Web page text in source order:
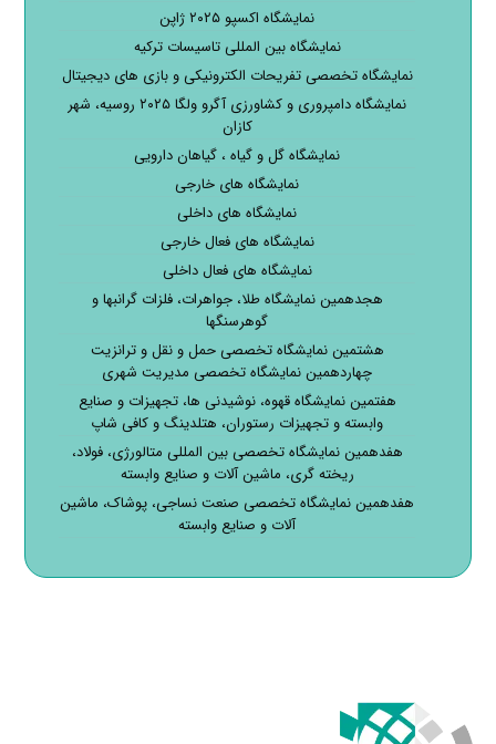
نمایشگاه اکسپو ۲۰۲۵ ژاپن
نمایشگاه بین المللی تاسیسات ترکیه
نمایشگاه تخصصی تفریحات الکترونیکی و بازی های دیجیتال
نمایشگاه دامپروری و کشاورزی آگرو ولگا ۲۰۲۵ روسیه، شهر
کازان
نمایشگاه گل و گیاه ، گیاهان دارویی
نمایشگاه های خارجی
نمایشگاه های داخلی
نمایشگاه های فعال خارجی
نمایشگاه های فعال داخلی
هجدهمین نمایشگاه طلا، جواهرات، فلزات گرانبها و
گوهرسنگها
هشتمین نمایشگاه تخصصی حمل و نقل و ترانزیت
چهاردهمین نمایشگاه تخصصی مدیریت شهری
هفتمین نمایشگاه قهوه، نوشیدنی ها، تجهیزات و صنایع
وابسته و تجهیزات رستوران، هتلدینگ و کافی شاپ
هفدهمین نمایشگاه تخصصی بین المللی متالورژی، فولاد،
ریخته گری، ماشین آلات و صنایع وابسته
هفدهمین نمایشگاه تخصصی صنعت نساجی، پوشاک، ماشین
آلات و صنایع وابسته